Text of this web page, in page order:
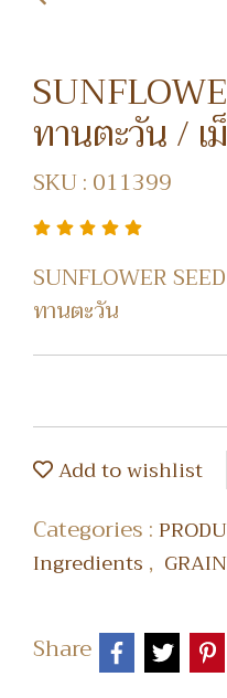
ทานตะวัน /
SKU : 011399
SUNFLOWER
ทานตะวัน
Add to wishlist
Categories :
Ingredients , GRAIN
Share